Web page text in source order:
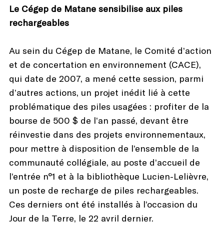
Le Cégep de Matane sensibilise aux piles
rechargeables
Au sein du Cégep de Matane, le Comité d’action
et de concertation en environnement (CACE),
qui date de 2007, a mené cette session, parmi
d’autres actions, un projet inédit lié à cette
problématique des piles usagées : profiter de la
bourse de 500 $ de l’an passé, devant être
réinvestie dans des projets environnementaux,
pour mettre à disposition de l’ensemble de la
communauté collégiale, au poste d’accueil de
l’entrée n°1 et à la bibliothèque Lucien-Lelièvre,
un poste de recharge de piles rechargeables.
Ces derniers ont été installés à l’occasion du
Jour de la Terre, le 22 avril dernier.